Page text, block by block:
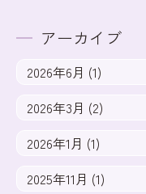
アーカイブ
2026年6月 (1)
2026年3月 (2)
2026年1月 (1)
2025年11月 (1)